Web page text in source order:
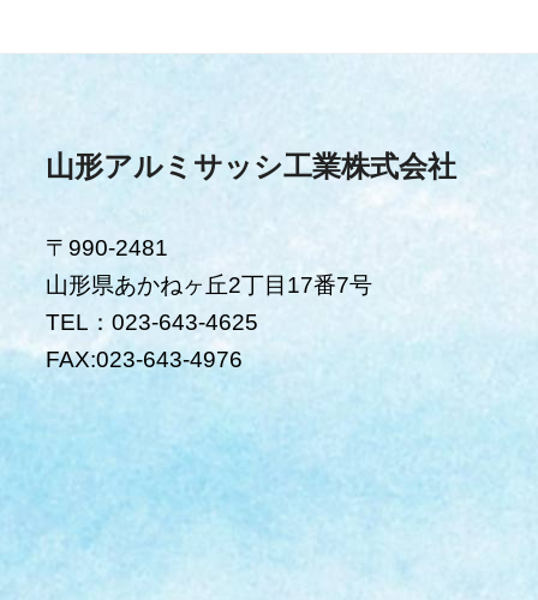
山形アルミサッシ工業株式会社
〒990-2481
山形県あかねヶ丘2丁目17番7号
TEL：023-643-4625
FAX:023-643-4976